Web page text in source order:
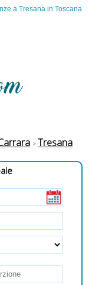
a Tresana in Toscana
Tresana